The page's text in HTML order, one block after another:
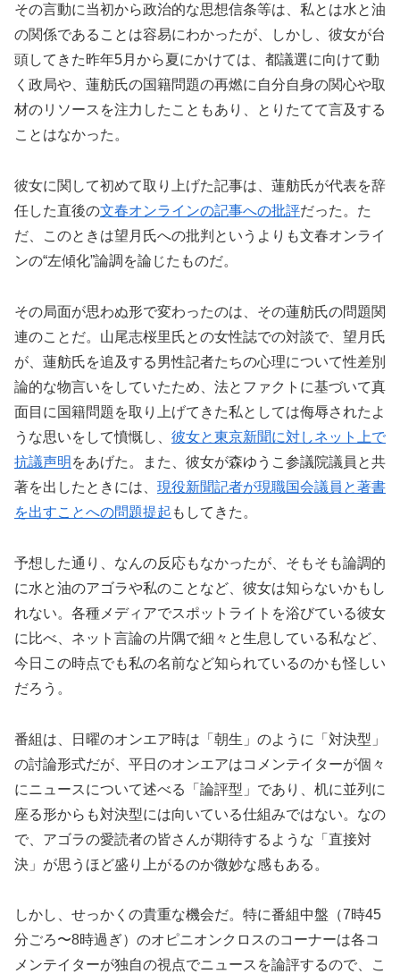
その言動に当初から政治的な思想信条等は、私とは水と油
の関係であることは容易にわかったが、しかし、彼女が台
頭してきた昨年5月から夏にかけては、都議選に向けて動
く政局や、蓮舫氏の国籍問題の再燃に自分自身の関心や取
材のリソースを注力したこともあり、とりたてて言及する
ことはなかった。
彼女に関して初めて取り上げた記事は、蓮舫氏が代表を辞
任した直後の文春オンラインの記事への批評だった。た
だ、このときは望月氏への批判というよりも文春オンライ
ンの“左傾化”論調を論じたものだ。
その局面が思わぬ形で変わったのは、その蓮舫氏の問題関
連のことだ。山尾志桜里氏との女性誌での対談で、望月氏
が、蓮舫氏を追及する男性記者たちの心理について性差別
論的な物言いをしていたため、法とファクトに基づいて真
面目に国籍問題を取り上げてきた私としては侮辱されたよ
うな思いをして憤慨し、 彼女と東京新聞に対しネット上で
抗議声明 をあげた。また、彼女が森ゆうこ参議院議員と共
著を出したときには、 現役新聞記者が現職国会議員と著書
を出すことへの問題提起 もしてきた。
予想した通り、なんの反応もなかったが、そもそも論調的
に水と油のアゴラや私のことなど、彼女は知らないかもし
れない。各種メディアでスポットライトを浴びている彼女
に比べ、ネット言論の片隅で細々と生息している私など、
今日この時点でも私の名前など知られているのかも怪しい
だろう。
番組は、日曜のオンエア時は「朝生」のように「対決型」
の討論形式だが、平日のオンエアはコメンテイターが個々
にニュースについて述べる「論評型」であり、机に並列に
座る形からも対決型には向いている仕組みではない。なの
で、アゴラの愛読者の皆さんが期待するような「直接対
決」が思うほど盛り上がるのか微妙な感もある。
しかし、せっかくの貴重な機会だ。特に番組中盤（7時45
分ごろ〜8時過ぎ）のオピニオンクロスのコーナーは各コ
メンテイターが独自の視点でニュースを論評するので、こ